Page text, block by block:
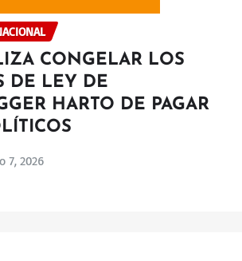
CONGELAR LOS
DE LEY DE
HARTO DE PAGAR
7, 2026